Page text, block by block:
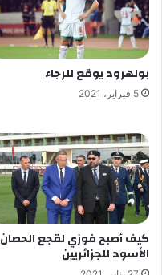
بولهرود يوقع للرجاء
5 فبراير، 2021
كيف أصبح فوزي لقجع الحصان
الأسود للجزائريين